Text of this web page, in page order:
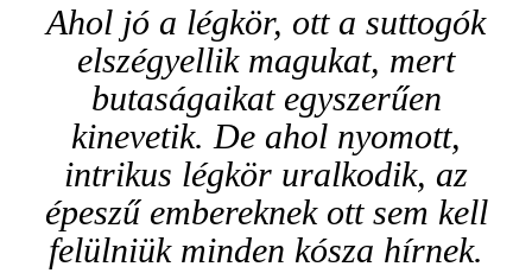
Ahol jó a légkör, ott a suttogók
elszégyellik magukat, mert
butaságaikat egyszerűen
kinevetik. De ahol nyomott,
intrikus légkör uralkodik, az
épeszű embereknek ott sem kell
felülniük minden kósza hírnek.